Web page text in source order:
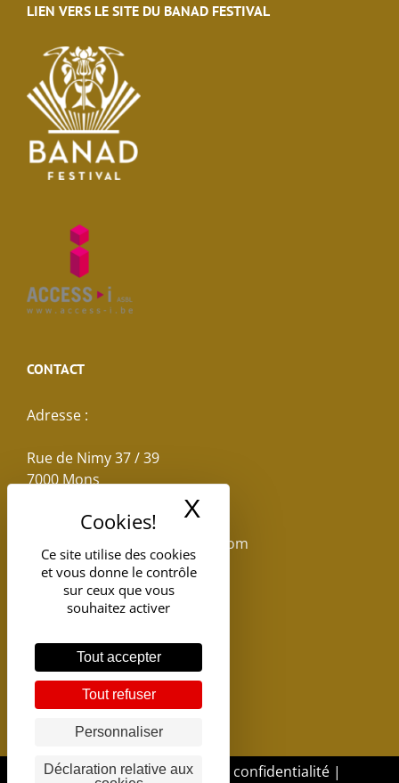
Ce site utilise des cookies
et vous donne le contrôle
sur ceux que vous
souhaitez activer
Tout accepter
Tout refuser
Personnaliser
Déclaration relative aux
X
LIEN VERS LE SITE DU BANAD FESTIVAL
CONTACT
Adresse :
Rue de Nimy 37 / 39
7000 Mons
reservations.losseau@gmail.com
Tel: +32(0)65.398.880
DGSI - 2017 |Politique de confidentialité |